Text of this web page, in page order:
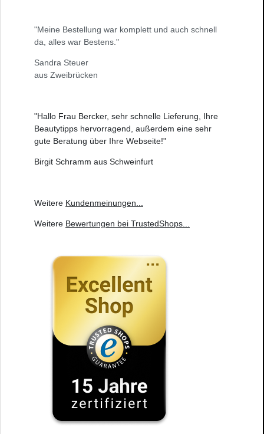
"Meine Bestellung war komplett und auch schnell
da, alles war Bestens."
Sandra Steuer
aus Zweibrücken
"Hallo Frau Bercker, sehr schnelle Lieferung, Ihre
Beautytipps hervorragend, außerdem eine sehr
gute Beratung über Ihre Webseite!"
Birgit Schramm aus Schweinfurt
Weitere Kundenmeinungen
Weitere Bewertungen bei TrustedShops